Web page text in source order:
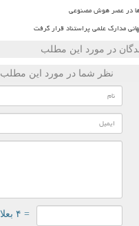
ها در عصر هوش مصنوعی
در مورد این مطلب
نظر شما در مورد این مطلب
= ۴ بعلاوه ۱